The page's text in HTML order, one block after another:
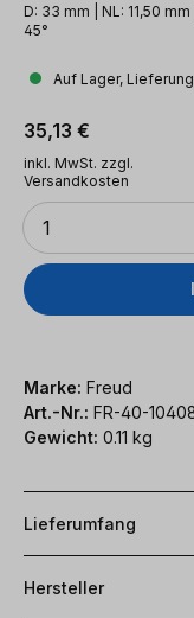
D: 33 mm | NL: 11,50
45°
Auf Lager,
Regulärer Preis:
35,13 €
inkl. MwSt. zzgl.
Versandkosten
Anzahl
1
Marke: Freud
Art.-Nr.: FR-40-
Gewicht: 0.11 kg
Lieferumfang
Hersteller